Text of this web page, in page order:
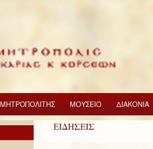
ΜΗΤΡΟΠΟΛΙΤΗΣ ΜΟΥΣΕΙΟ ΔΙΑΚΟΝΙΑ
ΕΙΔΗΣΕΙΣ